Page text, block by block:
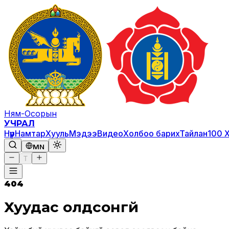
Ням-Осорын
УЧРАЛ
НүүрНамтарХуульМэдээВидеоХолбоо барихТайлан100
MN
T
404
Хуудас олдсонгүй